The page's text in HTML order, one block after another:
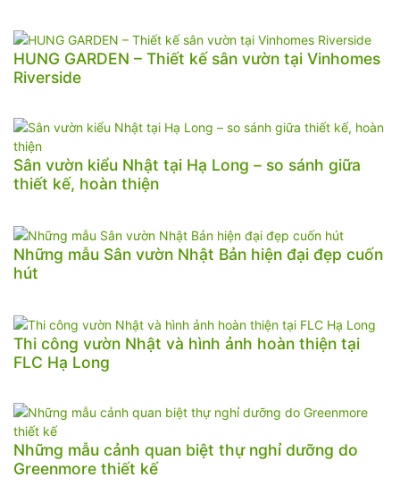
HUNG GARDEN – Thiết kế sân vườn tại Vinhomes
Riverside
Sân vườn kiểu Nhật tại Hạ Long – so sánh giữa
thiết kế, hoàn thiện
Những mẫu Sân vườn Nhật Bản hiện đại đẹp cuốn
hút
Thi công vườn Nhật và hình ảnh hoàn thiện tại
FLC Hạ Long
Những mẫu cảnh quan biệt thự nghỉ dưỡng do
Greenmore thiết kế